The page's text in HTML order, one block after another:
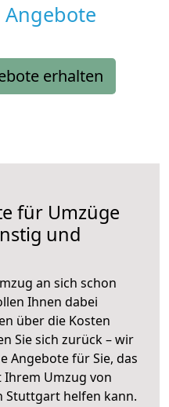
Angebote
erhalten
für Umzüge
und
an sich schon
Ihnen dabei
über die Kosten
Sie sich zurück – wir
Angebote für Sie, das
Ihrem Umzug von
Stuttgart helfen kann.